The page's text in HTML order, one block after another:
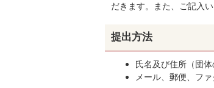
だきます。また、ご記入
提出方法
氏名及び住所（団
メール、郵便、フ